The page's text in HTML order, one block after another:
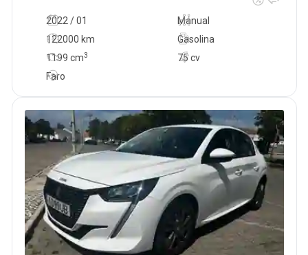
2022 / 01
Manual
122000 km
75 cv
Gasolina
1199 cm3
Faro